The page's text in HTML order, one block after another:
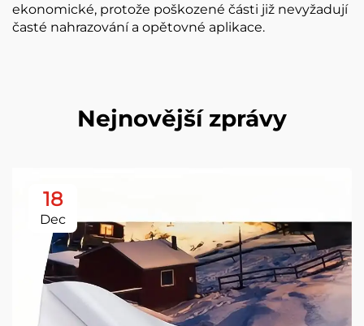
ekonomické, protože poškozené části již nevyžadují
časté nahrazování a opětovné aplikace.
Nejnovější zprávy
18
Dec